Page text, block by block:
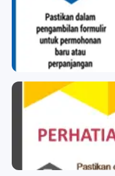
BADAN SERTIFIKASI
BADAN SERTIFIKASI KADIN